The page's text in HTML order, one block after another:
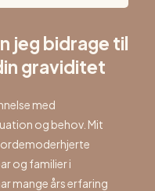
jeg bidrage til
graviditet
med
og behov. Mit
jordemoderhjerte
og familier i
mange års erfaring